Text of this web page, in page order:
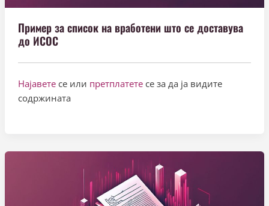
Пример за список на вработени што се доставува
до ИСОС
Најавете се или претплатетесе за да ја видите
содржината